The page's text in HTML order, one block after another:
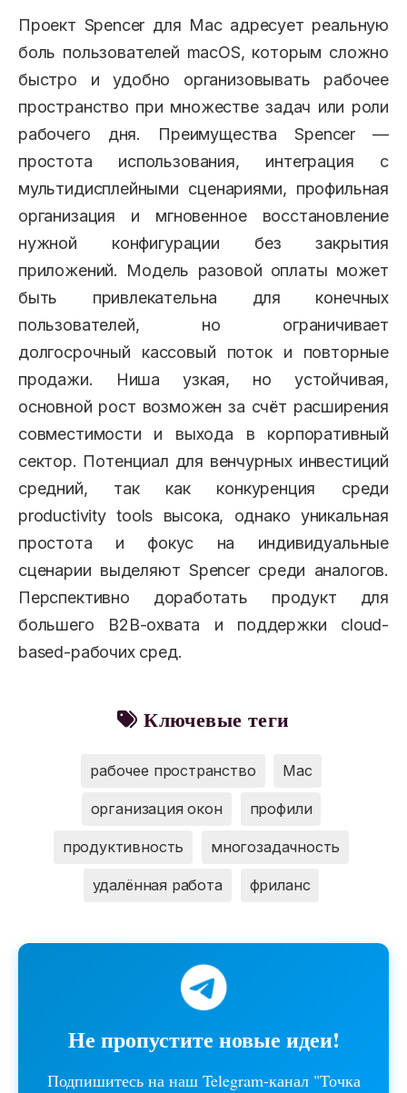
Проект Spencer для Mac адресует реальную
боль пользователей macOS, которым сложно
быстро и удобно организовывать рабочее
пространство при множестве задач или роли
рабочего дня. Преимущества Spencer —
простота использования, интеграция с
мультидисплейными сценариями, профильная
организация и мгновенное восстановление
нужной конфигурации без закрытия
приложений. Модель разовой оплаты может
быть привлекательна для конечных
пользователей, но ограничивает
долгосрочный кассовый поток и повторные
продажи. Ниша узкая, но устойчивая,
основной рост возможен за счёт расширения
совместимости и выхода в корпоративный
сектор. Потенциал для венчурных инвестиций
средний, так как конкуренция среди
productivity tools высока, однако уникальная
простота и фокус на индивидуальные
сценарии выделяют Spencer среди аналогов.
Перспективно доработать продукт для
большего B2B-охвата и поддержки cloud-
based-рабочих сред.
Ключевые теги
рабочее пространство Mac
организация окон профили
продуктивность многозадачность
удалённая работа фриланс
Не пропустите новые идеи!
Подпишитесь на наш Telegram-канал "Точка